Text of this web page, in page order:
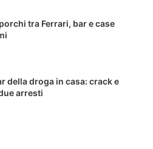
tra Ferrari, bar e case
della droga in casa: crack e
arresti